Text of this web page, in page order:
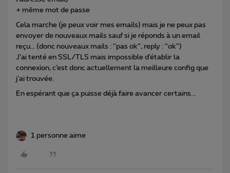
+ même mot de passe
Cela marche (je peux voir mes emails) mais je ne peux pas
envoyer de nouveaux mails sauf si je réponds à un email
reçu… (donc nouveaux mails : ”pas ok”, reply : “ok”)
J’ai tenté en SSL/TLS mais impossible d’établir la
connexion, c’est donc actuellement la meilleure config que
j’ai trouvée.
En espérant que ça puisse déjà faire avancer certains...
1 personne aime